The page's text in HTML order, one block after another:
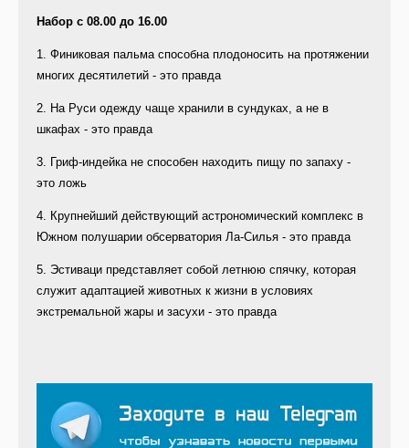
Набор с 08.00 до 16.00
1. Финиковая пальма способна плодоносить на протяжении
многих десятилетий - это правда
2. На Руси одежду чаще хранили в сундуках, а не в
шкафах - это правда
3. Гриф-индейка не способен находить пищу по запаху -
это ложь
4. Крупнейший действующий астрономический комплекс в
Южном полушарии обсерватория Ла-Силья - это правда
5. Эстиваци представляет собой летнюю спячку, которая
служит адаптацией животных к жизни в условиях
экстремальной жары и засухи - это правда